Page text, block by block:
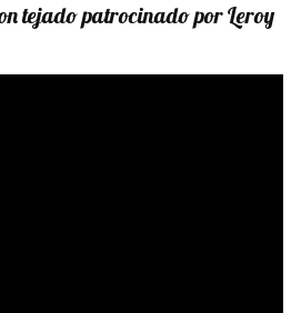
tejado patrocinado porLeroy